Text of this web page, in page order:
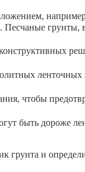
грунты,
чтобы
быть дороже
грунта и